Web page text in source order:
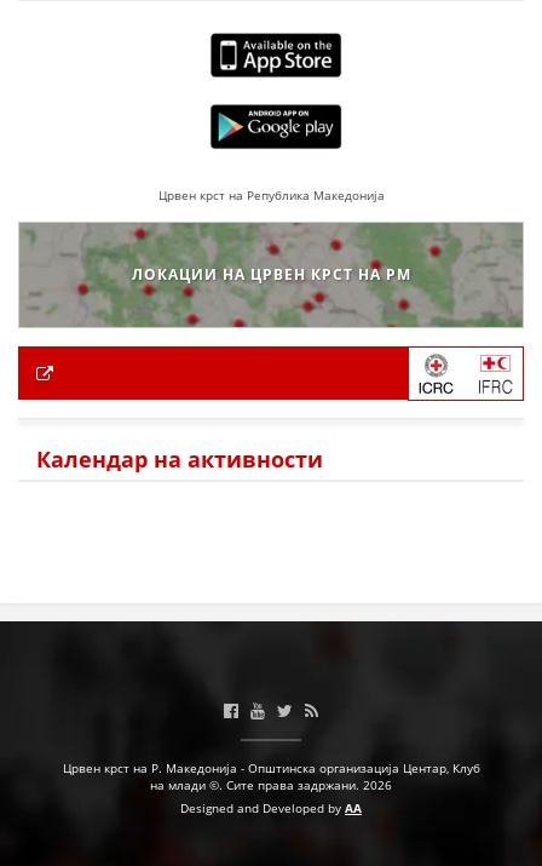
Црвен крст на Република Македонија
ЛОКАЦИИ НА ЦРВЕН КРСТ НА РМ
Календар на активности
Црвен крст на Р. Македонија - Општинска организација Центар, Клуб
на млади ©. Сите права задржани. 2026
Designed and Developed by AA